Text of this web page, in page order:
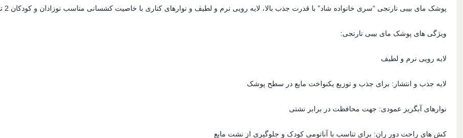
پوشک مای بیبی نارنجی “سری خانواده شاد” با قدرت جذب بالا، لایه رویی نرم و لطیف و نوارهای کناری با خاصیت کشسانی مناسب نوزادان و کودکان 2 تا 20 کیلوگرم است.
ویژگی های پوشک مای بیبی نارنجی:
لایه رویی نرم و لطیف
لایه جذب و انتشار: برای جذب و توزیع یکنواخت مایع در سطح پوشک
نوارهای آبگریز عمودی: جهت محافظت در برابر نشتی
کش های راحت دور ران: برای تناسب با آناتومی کودک و جلوگیری از نشت مایع